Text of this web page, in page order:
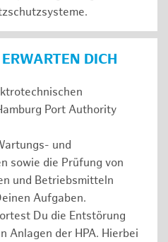
DICH
Port Authority
und
sowie die Prüfung von
und Betriebsmitteln
Aufgaben.
Du die Entstörung
Anlagen der HPA. Hierbei